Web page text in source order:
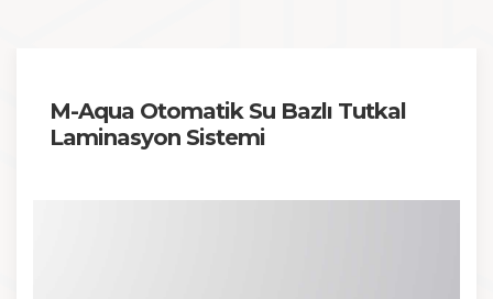
M-Aqua Otomatik Su Bazlı Tutkal
Laminasyon Sistemi